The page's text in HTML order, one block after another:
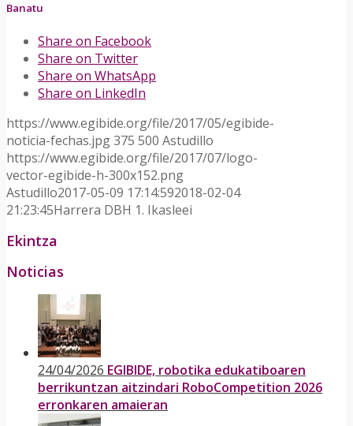
Banatu
Share on Facebook
Share on Twitter
Share on WhatsApp
Share on LinkedIn
https://www.egibide.org/file/2017/05/egibide-
noticia-fechas.jpg375 500 Astudillo
https://www.egibide.org/file/2017/07/logo-
vector-egibide-h-300x152.png
Astudillo2017-05-09 17:14:592018-02-04
21:23:45Harrera DBH 1. Ikasleei
Ekintza
Noticias
24/04/2026 EGIBIDE, robotika edukatiboaren
berrikuntzan aitzindari RoboCompetition 2026
erronkaren amaieran